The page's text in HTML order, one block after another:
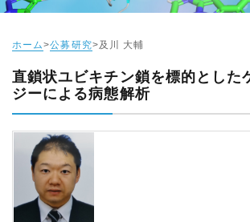
ホーム 公募研究 及川 大輔
直鎖状ユビキチン鎖を標的とした
ジーによる病態解析